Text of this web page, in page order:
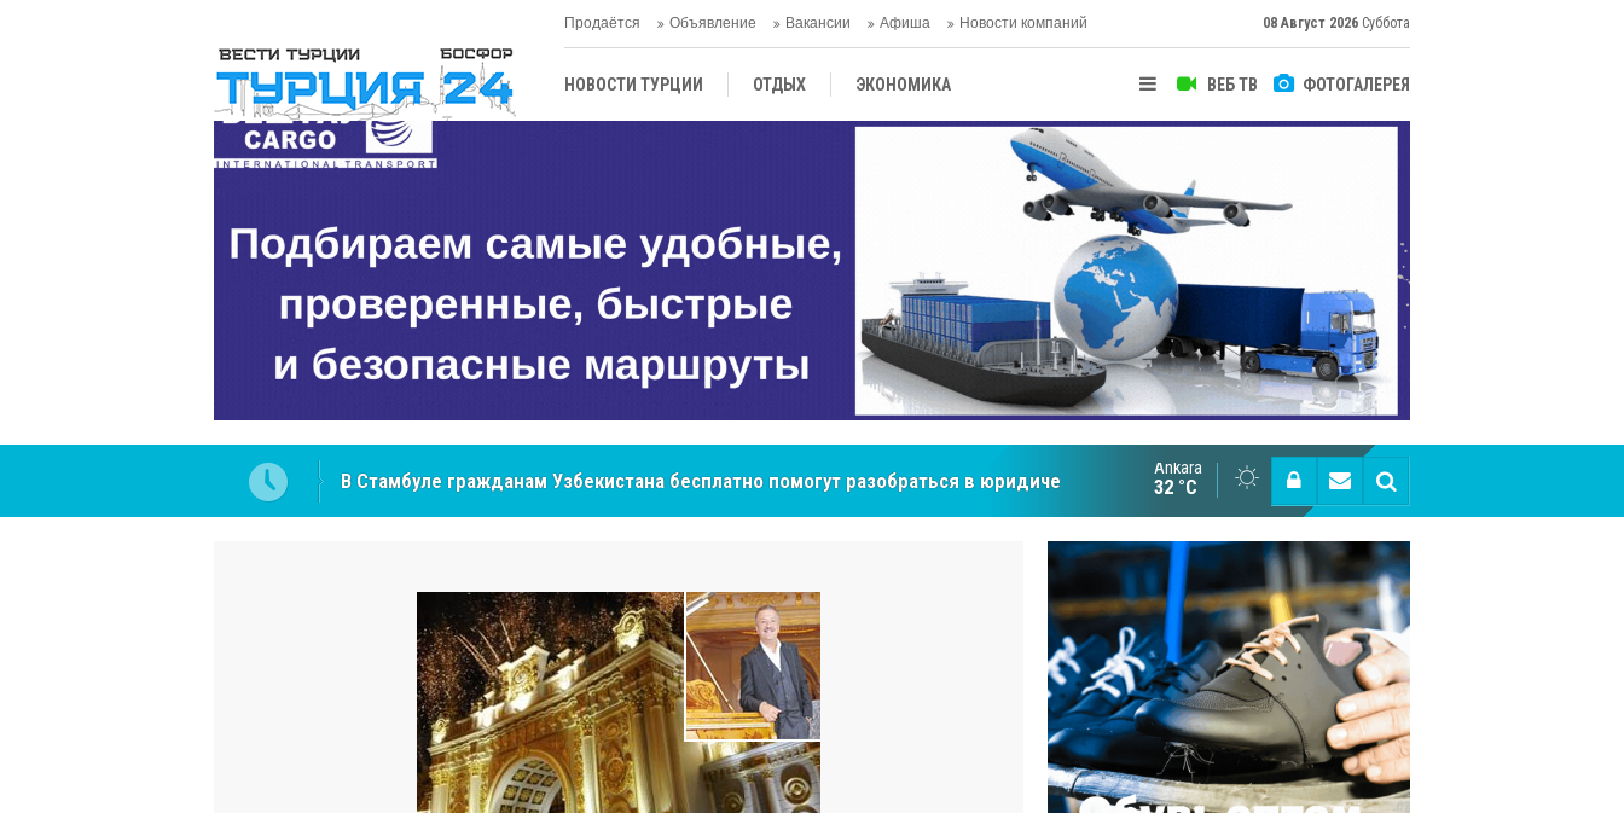
Продаётся Объявление Вакансии Афиша Новости компаний 08 Август 2026 Суббота
ВЕБ ТВ ФОТОГАЛЕРЕЯ
НОВОСТИ ТУРЦИИ ОТДЫХ ЭКОНОМИКА
ЦЕНТРАЛЬНАЯ АЗИЯ
В Стамбуле гражданам Узбекистана бесплатно помогут разобраться в юридических
NCS Jeans: турецкий бренд, покоривший сердца покупателей Центральной Азии
Cottonhill покоряет мировые рынки
Ankara
32 °C